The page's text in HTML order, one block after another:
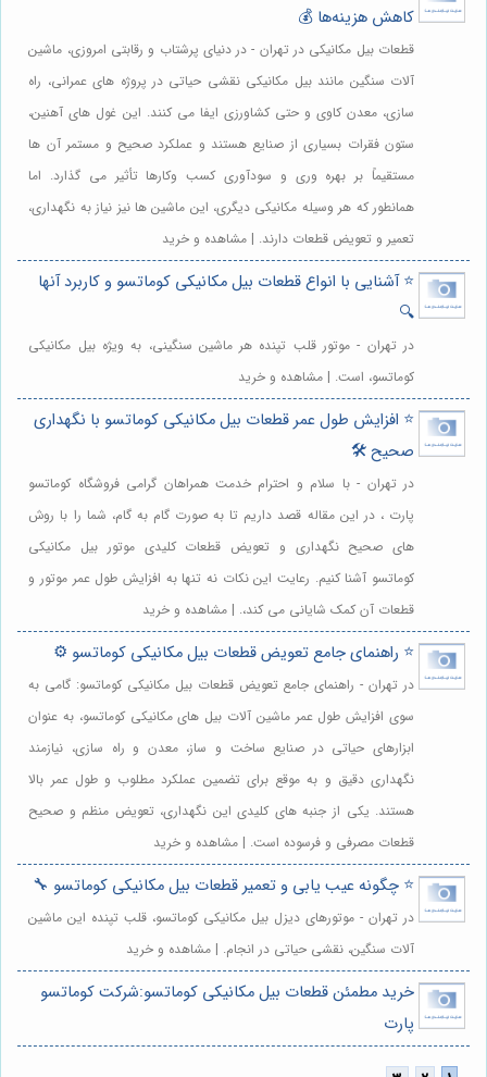
کاهش هزینه‌ها 💰
قطعات بیل مکانیکی در تهران - در دنیای پرشتاب و رقابتی امروزی، ماشین
آلات سنگین مانند بیل مکانیکی نقشی حیاتی در پروژه های عمرانی، راه
سازی، معدن کاوی و حتی کشاورزی ایفا می کنند. این غول های آهنین،
ستون فقرات بسیاری از صنایع هستند و عملکرد صحیح و مستمر آن ها
مستقیماً بر بهره وری و سودآوری کسب وکارها تأثیر می گذارد. اما
همانطور که هر وسیله مکانیکی دیگری، این ماشین ها نیز نیاز به نگهداری،
تعمیر و تعویض قطعات دارند. | مشاهده و خرید
⭐️ آشنایی با انواع قطعات بیل مکانیکی کوماتسو و کاربرد آنها
🔍
در تهران - موتور قلب تپنده هر ماشین سنگینی، به ویژه بیل مکانیکی
کوماتسو، است. | مشاهده و خرید
⭐️ افزایش طول عمر قطعات بیل مکانیکی کوماتسو با نگهداری
صحیح 🛠️
در تهران - با سلام و احترام خدمت همراهان گرامی فروشگاه کوماتسو
پارت ، در این مقاله قصد داریم تا به صورت گام به گام، شما را با روش
های صحیح نگهداری و تعویض قطعات کلیدی موتور بیل مکانیکی
کوماتسو آشنا کنیم. رعایت این نکات نه تنها به افزایش طول عمر موتور و
قطعات آن کمک شایانی می کند،. | مشاهده و خرید
⭐️ راهنمای جامع تعویض قطعات بیل مکانیکی کوماتسو ⚙️
در تهران - راهنمای جامع تعویض قطعات بیل مکانیکی کوماتسو: گامی به
سوی افزایش طول عمر ماشین آلات بیل های مکانیکی کوماتسو، به عنوان
ابزارهای حیاتی در صنایع ساخت و ساز، معدن و راه سازی، نیازمند
نگهداری دقیق و به موقع برای تضمین عملکرد مطلوب و طول عمر بالا
هستند. یکی از جنبه های کلیدی این نگهداری، تعویض منظم و صحیح
قطعات مصرفی و فرسوده است. | مشاهده و خرید
⭐️ چگونه عیب یابی و تعمیر قطعات بیل مکانیکی کوماتسو 🔧
در تهران - موتورهای دیزل بیل مکانیکی کوماتسو، قلب تپنده این ماشین
آلات سنگین، نقشی حیاتی در انجام. | مشاهده و خرید
خرید مطمئن قطعات بیل مکانیکی کوماتسو:شرکت کوماتسو
پارت